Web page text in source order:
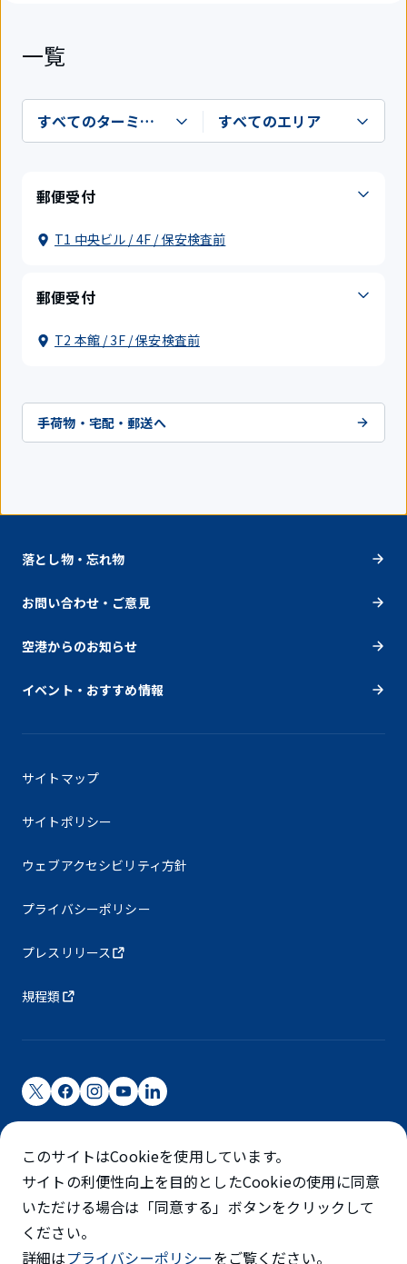
一覧
郵便受付
T1 中央ビル / 4F / 保安検査前
郵便受付
T2 本館 / 3F / 保安検査前
手荷物・宅配・郵送へ
落とし物・忘れ物
お問い合わせ・ご意見
空港からのお知らせ
イベント・おすすめ情報
サイトマップ
サイトポリシー
ウェブアクセシビリティ方針
プライバシーポリシー
プレスリリース
規程類
成田国際空港株式会社
成田国際空港は成田国際空港㈱（NAA）が運営しています
©NARITA INTERNATIONAL AIRPORT CORPORATION
SKYTRAX
5スターエアポート
このサイトはCookieを使用しています。
サイトの利便性向上を目的としたCookieの使用に同意
いただける場合は「同意する」ボタンをクリックして
ください。
詳細はプライバシーポリシーをご覧ください。